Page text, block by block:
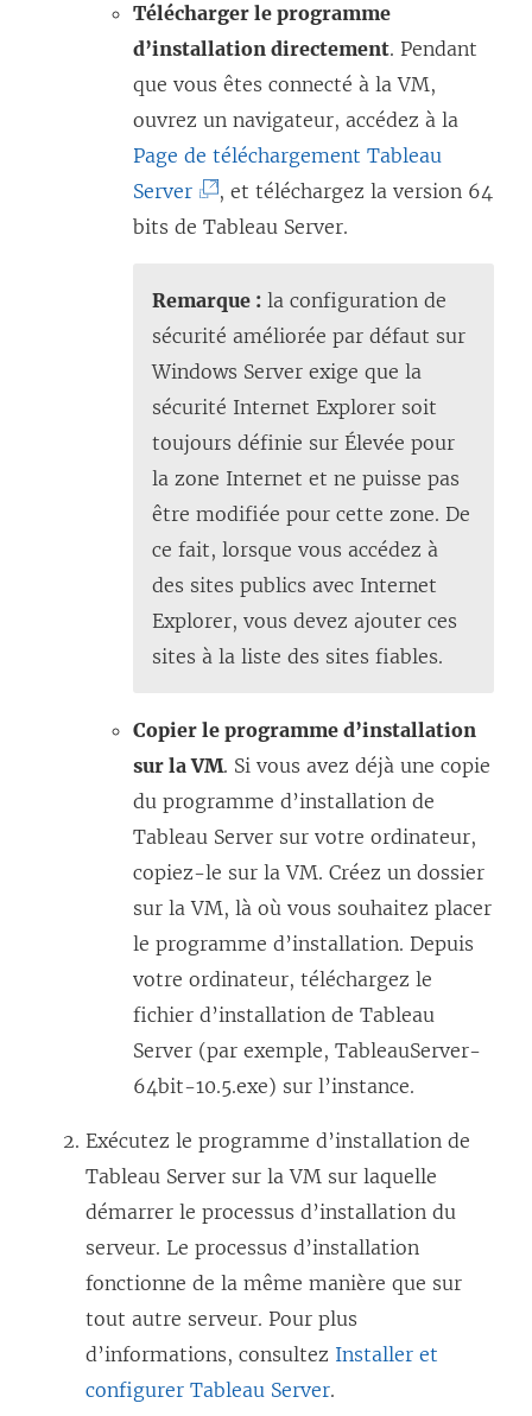
n
ê
t
r
e
)
Télécharger le programme
d’installation directement. Pendant
que vous êtes connecté à la VM,
ouvrez un navigateur, accédez à la
Page de téléchargement Tableau
Server(
L
l
i
e
n
s
’
o
u
v
r
e
a
n
s
u
n
e
n
o
u
v
e
e
f
e
n
ê
t
r
, et téléchargez la version 64
bits de Tableau Server.
Remarque : la configuration de
sécurité améliorée par défaut sur
Windows Server exige que la
sécurité Internet Explorer soit
toujours définie sur Élevée pour
la zone Internet et ne puisse pas
être modifiée pour cette zone. De
ce fait, lorsque vous accédez à
des sites publics avec Internet
Explorer, vous devez ajouter ces
sites à la liste des sites fiables.
Copier le programme d’installation
sur la VM. Si vous avez déjà une copie
du programme d’installation de
Tableau Server sur votre ordinateur,
copiez-le sur la VM. Créez un dossier
sur la VM, là où vous souhaitez placer
le programme d’installation. Depuis
votre ordinateur, téléchargez le
fichier d’installation de Tableau
Server (par exemple, TableauServer-
64bit-10.5.exe) sur l’instance.
Exécutez le programme d’installation de
Tableau Server sur la VM sur laquelle
démarrer le processus d’installation du
serveur. Le processus d’installation
fonctionne de la même manière que sur
tout autre serveur. Pour plus
d’informations, consultez Installer et
configurer Tableau Server.